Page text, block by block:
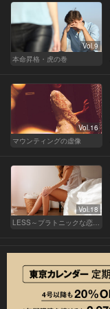
Vol.9
本命昇格・虎の巻
Vol.16
マウンティングの虚像
Vol.18
LESS～プラトニックな恋人～